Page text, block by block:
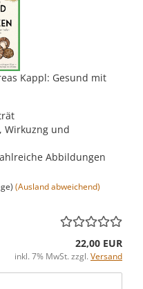
Kappl: Gesund mit
Wirkuzng und
Abbildungen
(Ausland abweichend)
22,00 EUR
inkl. 7% MwSt. zzgl. Versand